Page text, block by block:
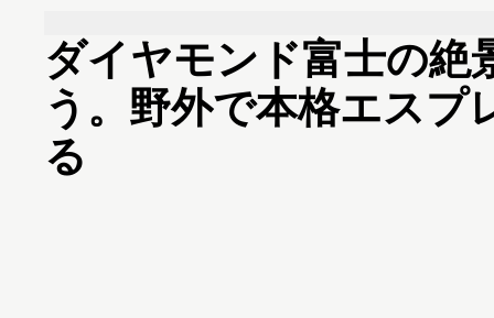
ダイヤモンド富士の絶
う。野外で本格エスプ
る